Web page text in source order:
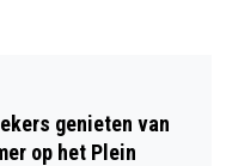
OP ZOEK
genieten van
op het Plein